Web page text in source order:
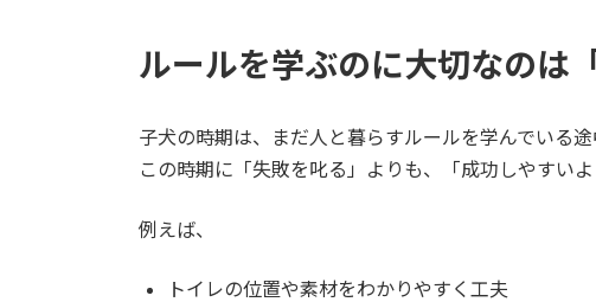
ルールを学ぶのに大切なのは
子犬の時期は、まだ人と暮らすルールを学んでいる途
この時期に「失敗を叱る」よりも、「成功しやすい
例えば、
トイレの位置や素材をわかりやすく工夫